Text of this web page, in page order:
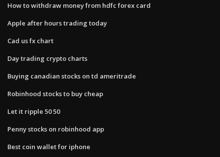
How to withdraw money from hdfc forex card
Apple after hours trading today
Cad us fx chart
Day trading crypto charts
Buying canadian stocks on td ameritrade
Robinhood stocks to buy cheap
Let it ripple 50 50
Penny stocks on robinhood app
Best coin wallet for iphone